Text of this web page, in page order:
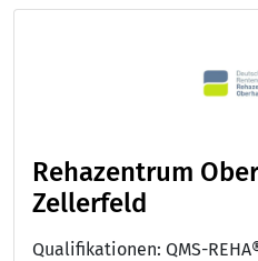
Rehazentrum
Zellerfeld